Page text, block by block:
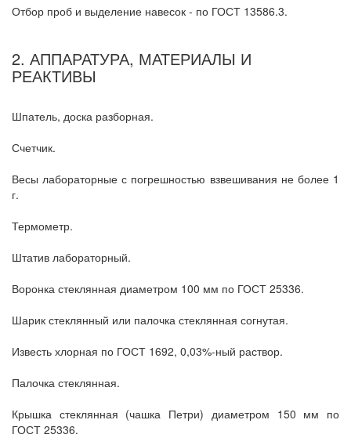
Отбор проб и выделение навесок - по ГОСТ 13586.3.
2. АППАРАТУРА, МАТЕРИАЛЫ И
РЕАКТИВЫ
Шпатель, доска разборная.
Счетчик.
Весы лабораторные с погрешностью взвешивания не более 1
г.
Термометр.
Штатив лабораторный.
Воронка стеклянная диаметром 100 мм по ГОСТ 25336.
Шарик стеклянный или палочка стеклянная согнутая.
Известь хлорная по ГОСТ 1692, 0,03%-ный раствор.
Палочка стеклянная.
Крышка стеклянная (чашка Петри) диаметром 150 мм по
ГОСТ 25336.